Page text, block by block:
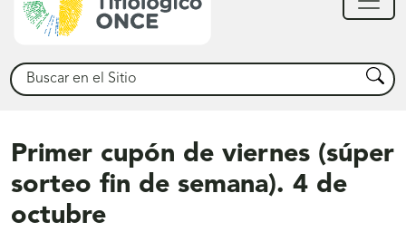
Buscar Buscar
Primer cupón de viernes (súper
sorteo fin de semana). 4 de
octubre